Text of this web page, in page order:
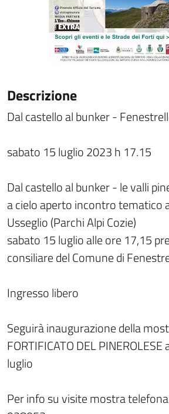
Descrizione
Dal castello al bunker -
sabato 15 luglio 2023 h 17.15
Dal castello al bunker - le valli
a cielo aperto incontro tematico
Usseglio (Parchi Alpi Cozie)
sabato 15 luglio alle ore 17,15
consiliare del Comune di
Ingresso libero
Seguirà inaugurazione della
FORTIFICATO DEL
luglio
Per info su visite mostra